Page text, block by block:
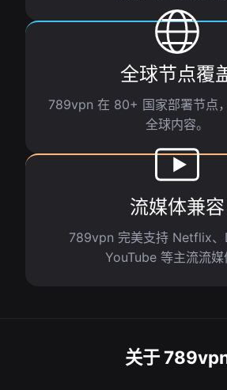
全球节点覆
789vpn 在 80+ 国家部署节点
全球内容。
流媒体兼容
789vpn 完美支持 Netflix、
YouTube 等主流流媒
关于